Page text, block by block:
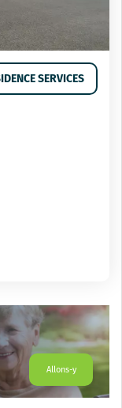
SERVICES
Allons-y